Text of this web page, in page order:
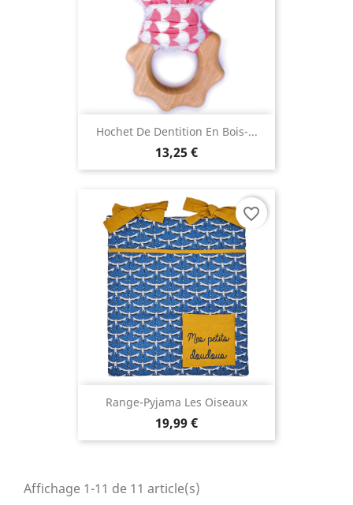
Hochet De Dentition En Bois-...
13,25 €
Range-Pyjama Les Oiseaux
19,99 €
favorite_border
Affichage 1-11 de 11 article(s)